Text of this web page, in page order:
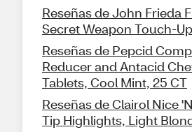
Reseñas de John Frieda
Secret Weapon Touch-
Reseñas de Pepcid
Reducer and Antacid
Tablets, Cool Mint, 25 CT
Reseñas de Clairol Nice
Tip Highlights, Light